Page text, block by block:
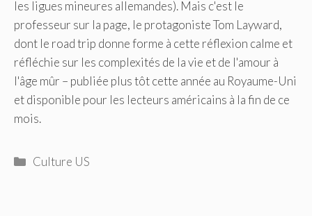
les ligues mineures allemandes). Mais c'est le
professeur sur la page, le protagoniste Tom Layward,
dont le road trip donne forme à cette réflexion calme et
réfléchie sur les complexités de la vie et de l'amour à
l'âge mûr – publiée plus tôt cette année au Royaume-Uni
et disponible pour les lecteurs américains à la fin de ce
mois.
Catégories
Culture US